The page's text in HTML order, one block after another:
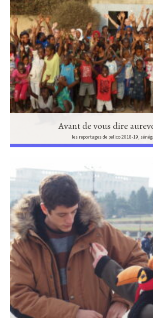
Avant de vous dire
les reportages de pelico 2018-19,